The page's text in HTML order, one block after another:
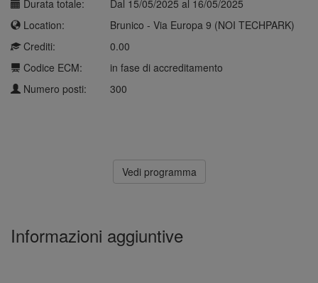
Durata totale:
Dal 15/05/2025 al 16/05/2025
Location:
Brunico - Via Europa 9 (NOI TECHPARK)
Crediti:
0.00
Codice ECM:
in fase di accreditamento
Numero posti:
300
Vedi programma
Informazioni aggiuntive